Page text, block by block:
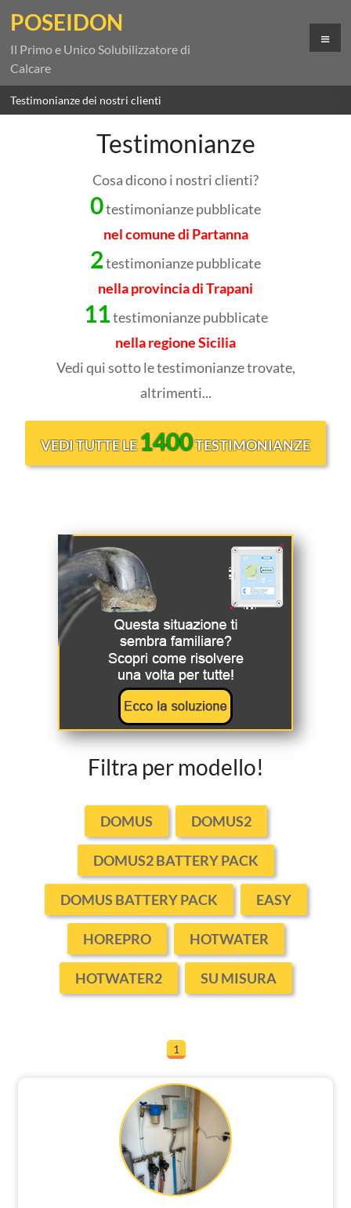
POSEIDON
Il Primo e Unico Solubilizzatore di
Calcare
Testimonianze dei nostri clienti
Testimonianze
Cosa dicono i nostri clienti?
0testimonianze pubblicate
nel comune di Partanna
2testimonianze pubblicate
nella provincia di Trapani
11testimonianze pubblicate
nella regione Sicilia
Vedi qui sotto le testimonianze trovate,
altrimenti...
VEDI TUTTE LE1400TESTIMONIANZE
Filtra per modello!
DOMUS DOMUS2
DOMUS2 BATTERY PACK
DOMUS BATTERY PACK EASY
HOREPRO HOTWATER
HOTWATER2 SU MISURA
1